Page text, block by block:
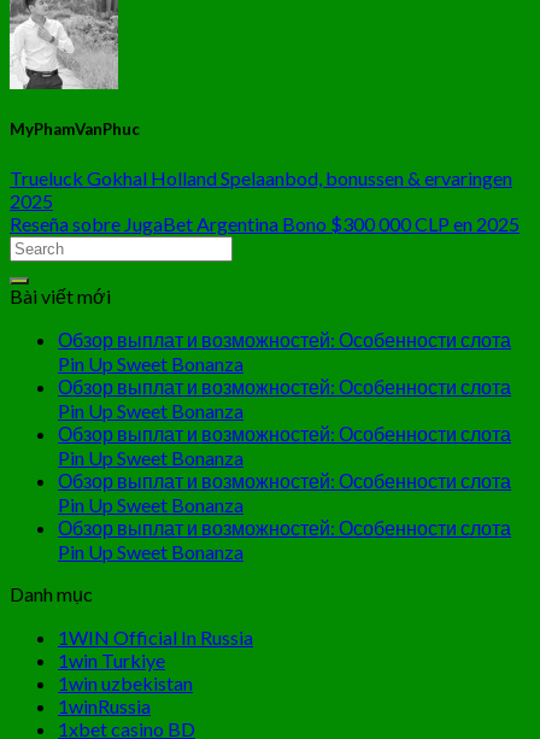
MyPhamVanPhuc
Trueluck Gokhal Holland Spelaanbod, bonussen & ervaringen
2025
Reseña sobre JugaBet Argentina Bono $300 000 CLP en 2025
Bài viết mới
Обзор выплат и возможностей: Особенности слота
Pin Up Sweet Bonanza
Обзор выплат и возможностей: Особенности слота
Pin Up Sweet Bonanza
Обзор выплат и возможностей: Особенности слота
Pin Up Sweet Bonanza
Обзор выплат и возможностей: Особенности слота
Pin Up Sweet Bonanza
Обзор выплат и возможностей: Особенности слота
Pin Up Sweet Bonanza
Danh mục
1WIN Official In Russia
1win Turkiye
1win uzbekistan
1winRussia
1xbet casino BD